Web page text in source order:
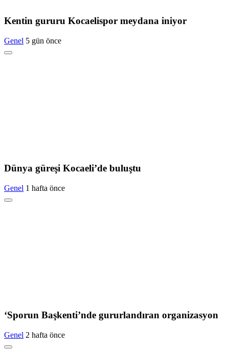
Kentin gururu Kocaelispor meydana iniyor
Genel 5 gün önce
Dünya güreşi Kocaeli’de buluştu
Genel 1 hafta önce
‘Sporun Başkenti’nde gururlandıran organizasyon
Genel 2 hafta önce